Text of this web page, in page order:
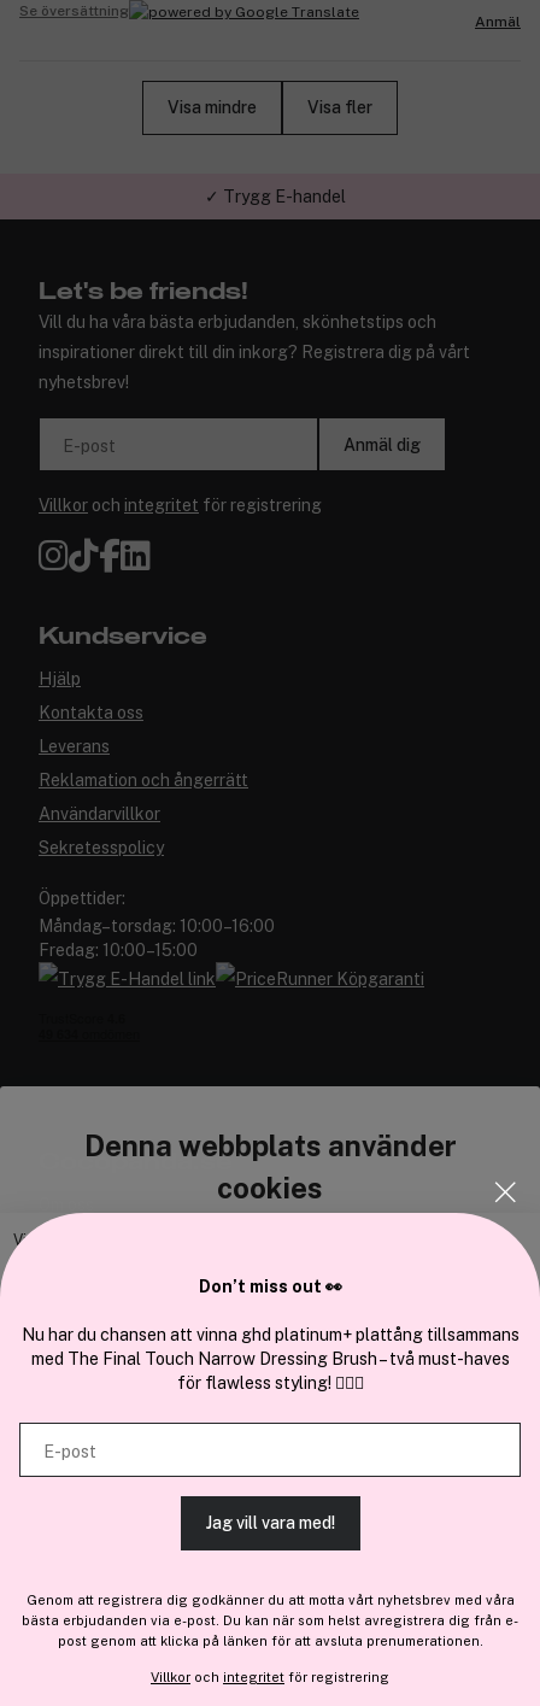
Denna webbplats använder
cookies
Vi använder enhetsidentifierare för att anpassa innehållet och
och annan information från din enhet till de sociala medier och annons-
och analysföretag som vi samarbetar med. Dessa kan i sin tur
kombinera informationen med annan information som du har
tillhandahållit eller som de har samlat in när du har använt deras
tjänster.
TILLÅT ALLA COOKIES
VISA DETALJER
Se översättning
Anmäl
Visa mindre Visa fler
✓ Trygg E-handel
Let's be friends!
Vill du ha våra bästa erbjudanden, skönhetstips och
inspirationer direkt till din inkorg? Registrera dig på vårt
nyhetsbrev!
E-post Anmäl dig
Villkor och integritet för registrering
Kundservice
Hjälp
Kontakta oss
Leverans
Reklamation och ångerrätt
Användarvillkor
Sekretesspolicy
Öppettider:
Måndag–torsdag: 10:00–16:00
Fredag: 10:00–15:00
Cocopanda.se
En del avBrandsdal Group AS
Don’t miss out 👀
Nu har du chansen att vinna ghd platinum+ plattång tillsammans
med The Final Touch Narrow Dressing Brush – två must-haves
för flawless styling! 💇‍♀️✨
E-post
Jag vill vara med!
Genom att registrera dig godkänner du att motta vårt nyhetsbrev med våra
bästa erbjudanden via e-post. Du kan när som helst avregistrera dig från e-
post genom att klicka på länken för att avsluta prenumerationen.
Villkor och integritet för registrering